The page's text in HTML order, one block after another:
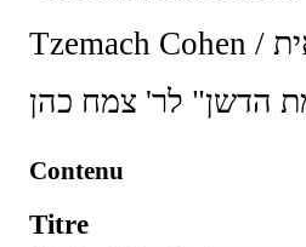
Tzemach Cohen / פרשנות ג'רבאית
הדשן" לר' צמח כהן
Contenu
Titre